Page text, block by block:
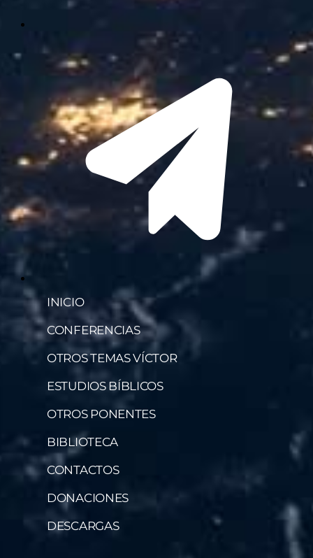
INICIO
CONFERENCIAS
OTROS TEMAS VÍCTOR
ESTUDIOS BÍBLICOS
OTROS PONENTES
BIBLIOTECA
CONTACTOS
DONACIONES
DESCARGAS